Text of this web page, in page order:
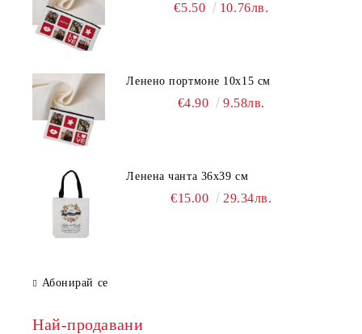
€5.50 10.76лв.
Ленено портмоне 10х15 см
€4.90 9.58лв.
Ленена чанта 36х39 см
€15.00 29.34лв.
Абонирай се
Най-продавани